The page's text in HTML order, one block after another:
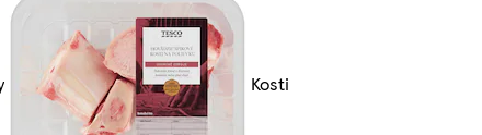
Kosti